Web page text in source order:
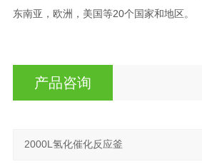
东南亚，欧洲，美国等20个国家和地区。
产品咨询